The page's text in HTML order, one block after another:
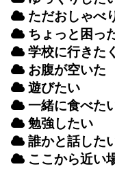
ただおしゃべ
ちょっと 困 っ
学校に行きた
お腹が空いた
遊びたい
一緒に食べた
勉強したい
誰かと話した
ここから近い